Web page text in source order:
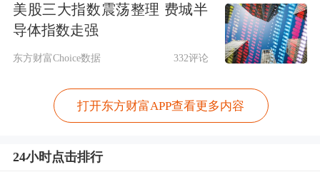
年内金价创新高超20次
国内足金饰品 克价冲到761元
9月13日，与黄金相关的话题一度登上
美股三大指数震荡整理 费城半
导体指数走强
东方财富Choice数据 332评论
打开东方财富APP查看更多内容
24小时点击排行